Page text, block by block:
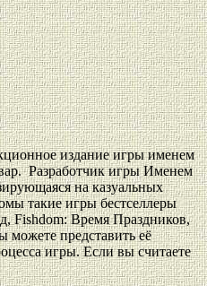
издание игры именем
Разработчик игры Именем
на казуальных
такие игры бестселлеры
Fishdom: Время Праздников,
представить её
игры. Если вы считаете